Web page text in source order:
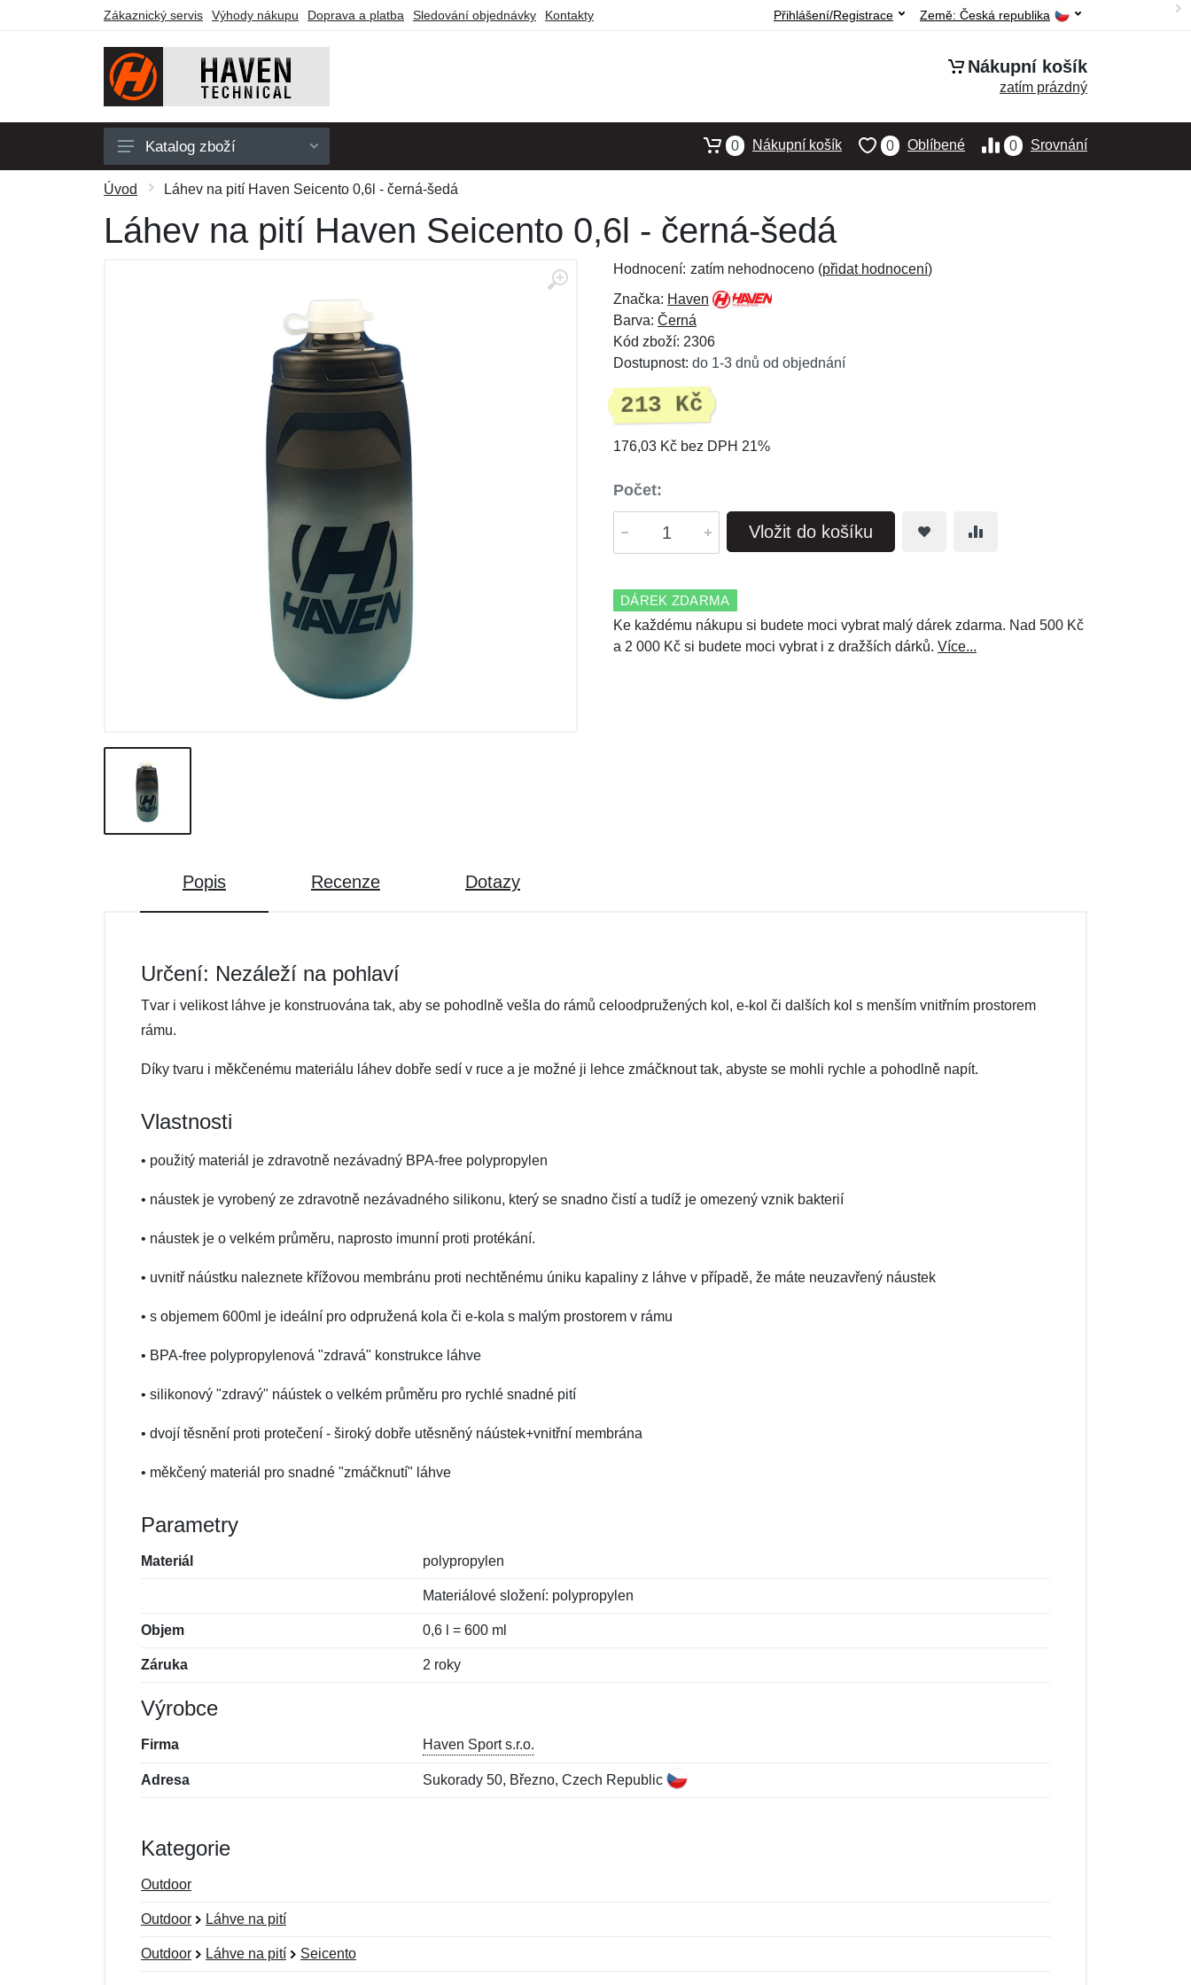
Zákaznický servis Výhody nákupu Doprava a platba Sledování objednávky Kontakty Země: Česká republika
Přihlášení/Registrace
Nákupní košík
zatím prázdný
Pánské
Dámské
Katalog zboží 0 Srovnání
0 Oblíbené
0 Nákupní košík
Úvod Láhev na pití Haven Seicento 0,6l - černá-šedá
Láhev na pití Haven Seicento 0,6l - černá-šedá
Hodnocení: zatím nehodnoceno (přidat hodnocení)
Značka: Haven
Barva: Černá
Kód zboží: 2306
Dostupnost: do 1-3 dnů od objednání
213 Kč
176,03 Kč bez DPH 21%
Počet:
Vložit do košíku
DÁREK ZDARMA
Ke každému nákupu si budete moci vybrat malý dárek zdarma. Nad 500 Kč
a 2 000 Kč si budete moci vybrat i z dražších dárků. Více...
Popis Recenze Dotazy
Určení: Nezáleží na pohlaví
Tvar i velikost láhve je konstruována tak, aby se pohodlně vešla do rámů celoodpružených kol, e-kol či dalších kol s menším vnitřním prostorem
rámu.
Díky tvaru i měkčenému materiálu láhev dobře sedí v ruce a je možné ji lehce zmáčknout tak, abyste se mohli rychle a pohodlně napít.
Vlastnosti
• použitý materiál je zdravotně nezávadný BPA-free polypropylen
• náustek je vyrobený ze zdravotně nezávadného silikonu, který se snadno čistí a tudíž je omezený vznik bakterií
• náustek je o velkém průměru, naprosto imunní proti protékání.
• uvnitř náústku naleznete křížovou membránu proti nechtěnému úniku kapaliny z láhve v případě, že máte neuzavřený náustek
• s objemem 600ml je ideální pro odpružená kola či e-kola s malým prostorem v rámu
• BPA-free polypropylenová "zdravá" konstrukce láhve
• silikonový "zdravý" náústek o velkém průměru pro rychlé snadné pití
• dvojí těsnění proti protečení - široký dobře utěsněný náústek+vnitřní membrána
• měkčený materiál pro snadné "zmáčknutí" láhve
Parametry
Materiál polypropylen
Materiálové složení: polypropylen
Objem 0,6 l = 600 ml
Záruka 2 roky
Výrobce
Firma Haven Sport s.r.o.
Adresa Sukorady 50, Březno, Czech Republic
Kategorie
Outdoor
Outdoor Láhve na pití
Outdoor Láhve na pití Seicento